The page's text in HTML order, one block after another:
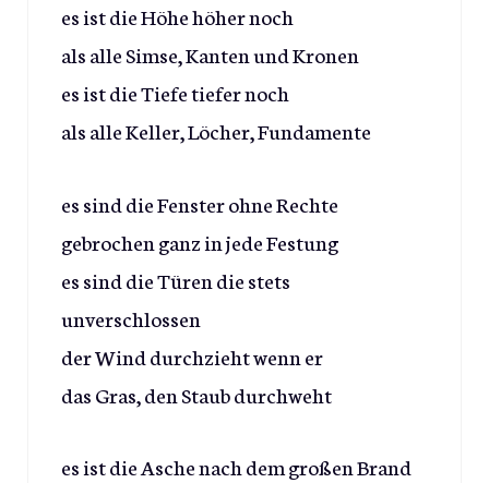
es ist die Höhe höher noch
als alle Simse, Kanten und Kronen
es ist die Tiefe tiefer noch
als alle Keller, Löcher, Fundamente
es sind die Fenster ohne Rechte
gebrochen ganz in jede Festung
es sind die Türen die stets
unverschlossen
der Wind durchzieht wenn er
das Gras, den Staub durchweht
es ist die Asche nach dem großen Brand